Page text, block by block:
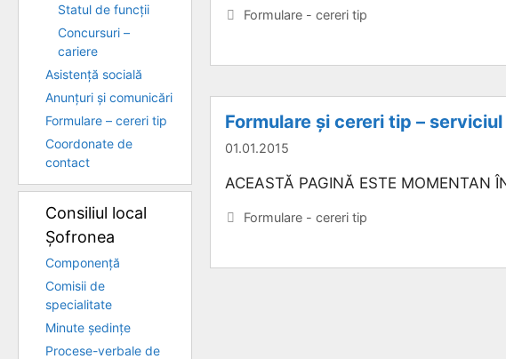
Categorii
Formulare - cereri tip
Formulare și cereri tip –
01.01.2015
ACEASTĂ PAGINĂ ESTE MOMENTAN
Categorii
Formulare - cereri tip
Statul de funcții
Concursuri –
cariere
Asistență socială
Anunțuri și comunicări
Formulare – cereri tip
Coordonate de
contact
Consiliul local
Șofronea
Componență
Comisii de
specialitate
Minute ședințe
Procese-verbale de